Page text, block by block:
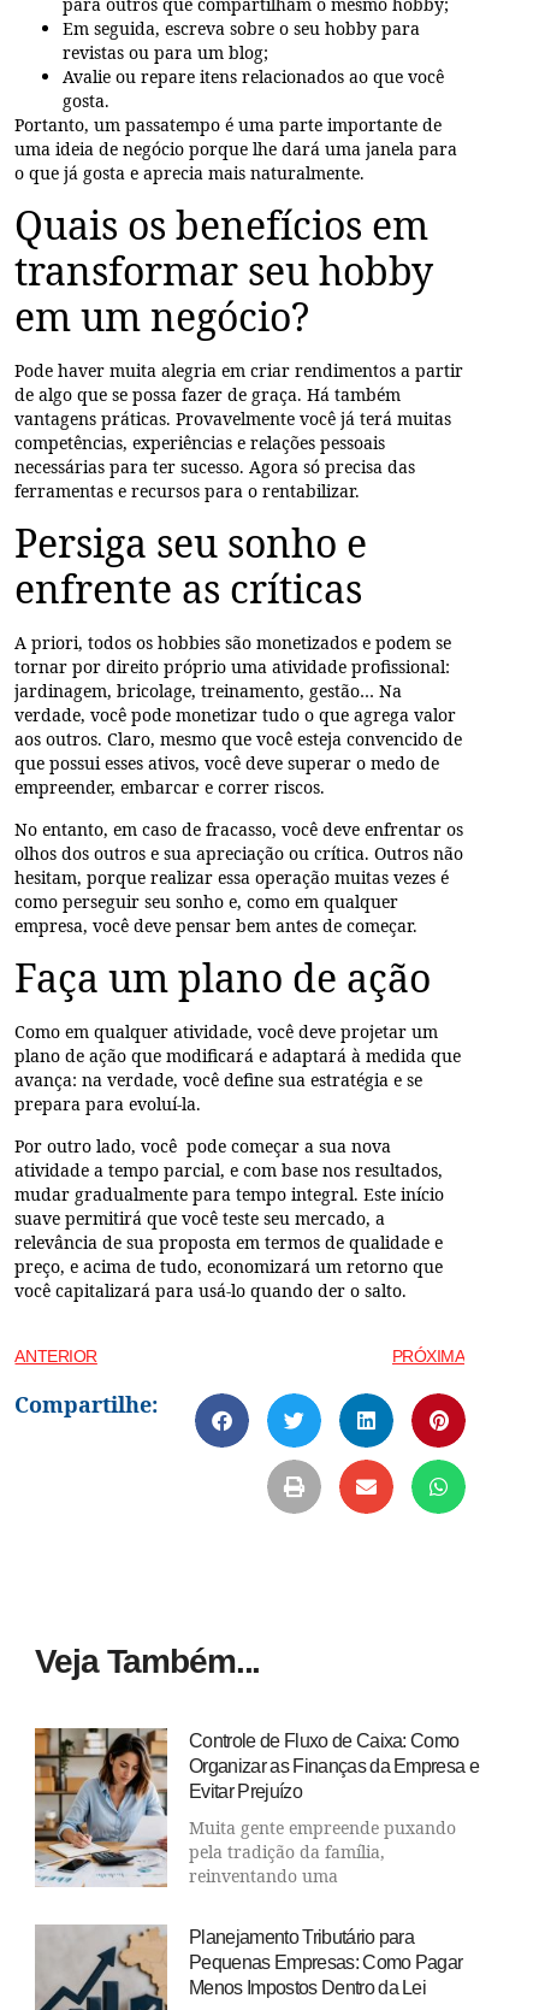
Em seguida, escreva sobre o seu hobby para
revistas ou para um blog;
Avalie ou repare itens relacionados ao que você
gosta.
Portanto, um passatempo é uma parte importante de
uma ideia de negócio porque lhe dará uma janela para
o que já gosta e aprecia mais naturalmente.
Quais os benefícios em
transformar seu hobby
em um negócio?
Pode haver muita alegria em criar rendimentos a partir
de algo que se possa fazer de graça. Há também
vantagens práticas. Provavelmente você já terá muitas
competências, experiências e relações pessoais
necessárias para ter sucesso. Agora só precisa das
ferramentas e recursos para o rentabilizar.
Persiga seu sonho e
enfrente as críticas
A priori, todos os hobbies são monetizados e podem se
tornar por direito próprio uma atividade profissional:
jardinagem, bricolage, treinamento, gestão… Na
verdade, você pode monetizar tudo o que agrega valor
aos outros. Claro, mesmo que você esteja convencido de
que possui esses ativos, você deve superar o medo de
empreender, embarcar e correr riscos.
No entanto, em caso de fracasso, você deve enfrentar os
olhos dos outros e sua apreciação ou crítica. Outros não
hesitam, porque realizar essa operação muitas vezes é
como perseguir seu sonho e, como em qualquer
empresa, você deve pensar bem antes de começar.
Faça um plano de ação
Como em qualquer atividade, você deve projetar um
plano de ação que modificará e adaptará à medida que
avança: na verdade, você define sua estratégia e se
prepara para evoluí-la.
Por outro lado, você pode começar a sua nova
atividade a tempo parcial, e com base nos resultados,
mudar gradualmente para tempo integral. Este início
suave permitirá que você teste seu mercado, a
relevância de sua proposta em termos de qualidade e
preço, e acima de tudo, economizará um retorno que
você capitalizará para usá-lo quando der o salto.
ANTERIOR PRÓXIMA
Compartilhe:
Veja Também...
Controle de Fluxo de Caixa: Como
Organizar as Finanças da Empresa e
Evitar Prejuízo
Muita gente empreende puxando
pela tradição da família,
reinventando uma
Planejamento Tributário para
Pequenas Empresas: Como Pagar
Menos Impostos Dentro da Lei